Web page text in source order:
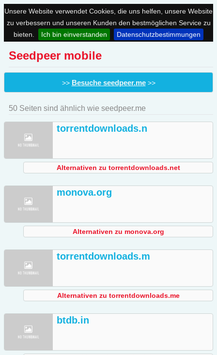
Unsere Website verwendet Cookies, die uns helfen, unsere Website
zu verbessern und unseren Kunden den bestmöglichen Service zu
bieten.
Ich bin einverstanden Datenschutzbestimmungen
Seedpeer mobile
>> Besuche seedpeer.me>>
50 Seiten sind ähnlich wie seedpeer.me
torrentdownloads.n
Alternativen zu torrentdownloads.net
monova.org
Alternativen zu monova.org
torrentdownloads.m
Alternativen zu torrentdownloads.me
btdb.in